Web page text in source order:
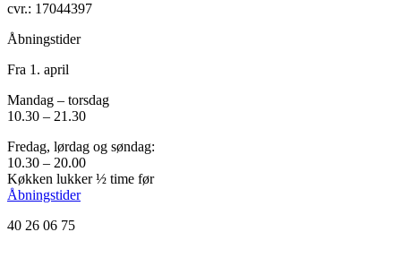
cvr.: 17044397
Åbningstider
Fra 1. april
Mandag – torsdag
10.30 – 21.30
Fredag, lørdag og søndag:
10.30 – 20.00
Køkken lukker ½ time før
Åbningstider
40 26 06 75